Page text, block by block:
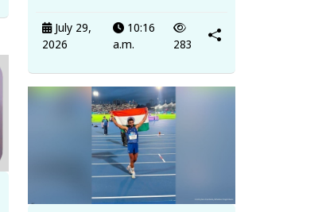
July 29,
2026
10:16
a.m.
283